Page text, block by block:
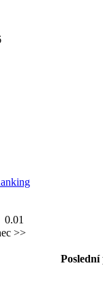
0.01
>>